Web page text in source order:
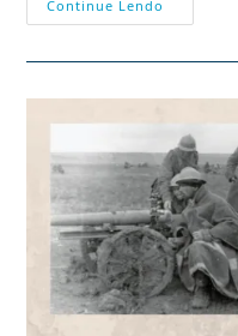
Continue Lendo
“vitória”
Reações
E
O
Futuro
Da